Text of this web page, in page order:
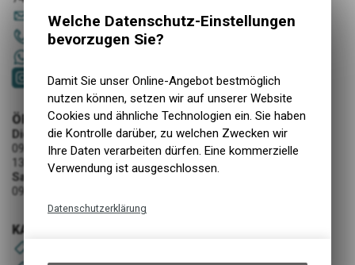
sportwerkstatt@story-thusis.ch
081 651 52 53
KATEGORIEN
ÖFFNUNGSZEITEN
Dienstag - Freitag
09:00 - 12:00 Uhr
13:30 - 18:30 Uhr
Samstag
09:00 - 16:00 Uhr
Welche Datenschutz-Einstellungen
bevorzugen Sie?
Damit Sie unser Online-Angebot bestmöglich
nutzen können, setzen wir auf unserer Website
Cookies und ähnliche Technologien ein. Sie haben
die Kontrolle darüber, zu welchen Zwecken wir
Ihre Daten verarbeiten dürfen. Eine kommerzielle
Verwendung ist ausgeschlossen.
Datenschutzerklärung